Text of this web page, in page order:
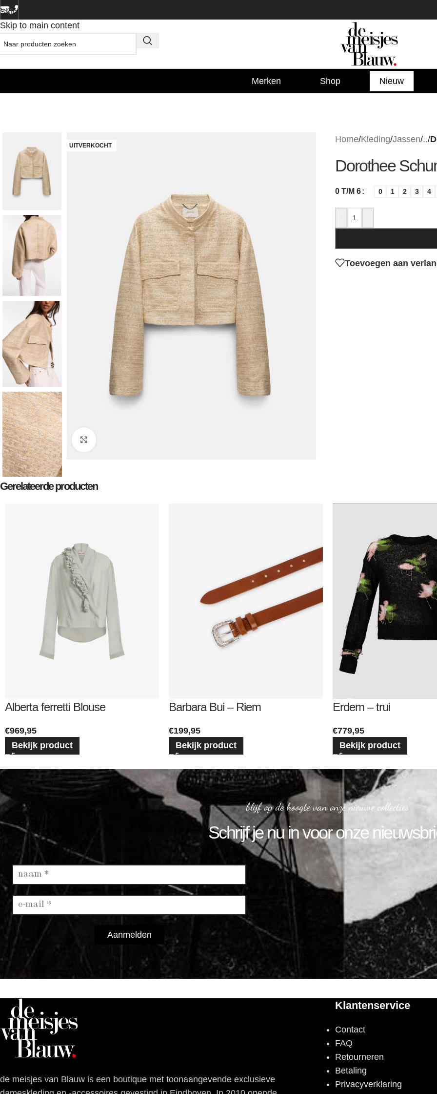
Skip to navigation
Skip to main content
Merken Shop Nieuw
UITVERKOCHT
Home/Kleding/Jassen/../
Dorothee
0 T/M 6 0 1 2 3 4
Toevoegen aan
Gerelateerde producten
Alberta ferretti Blouse
€969,95
Bekijk product
Barbara Bui – Riem
€199,95
Bekijk product
Erdem – trui
€779,95
Bekijk product
blijf op de hoogte van onze nieuwe collecties
Schrijf je nu in voor onze
Aanmelden
de meisjes van Blauw is een boutique met toonaangevende exclusieve
Klantenservice
Contact
FAQ
Retourneren
Betaling
Privacyverklaring